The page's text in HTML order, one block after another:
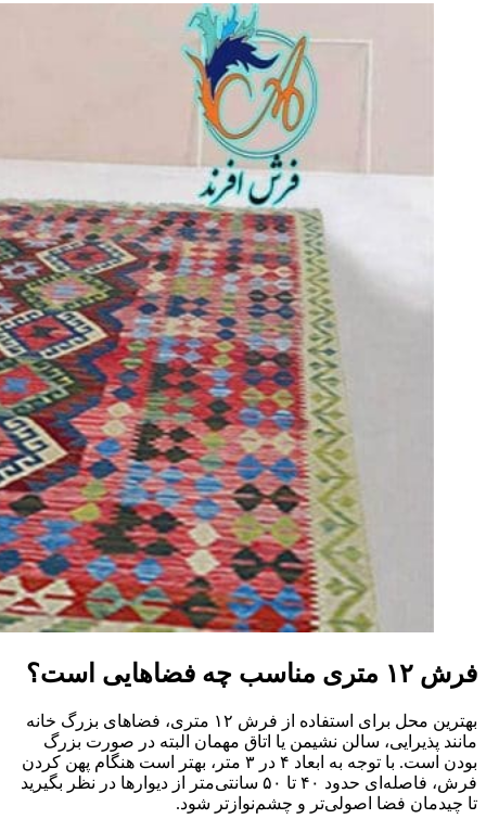
فرش ۱۲ متری مناسب چه فضاهایی است؟
بهترین محل برای استفاده از فرش ۱۲ متری، فضاهای بزرگ خانه
مانند پذیرایی، سالن نشیمن یا اتاق مهمان البته در صورت بزرگ
بودن است. با توجه به ابعاد ۴ در ۳ متر، بهتر است هنگام پهن کردن
فرش، فاصله‌ای حدود ۴۰ تا ۵۰ سانتی‌متر از دیوارها در نظر بگیرید
تا چیدمان فضا اصولی‌تر و چشم‌نوازتر شود.